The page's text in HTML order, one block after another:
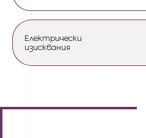
Електрически
изисквания